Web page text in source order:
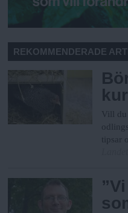
REKOMMENDERADE
Vill du
tipsar